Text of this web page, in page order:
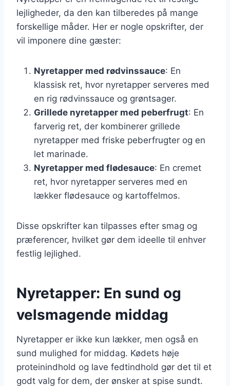
lejligheder, da den kan tilberedes på mange
forskellige måder. Her er nogle opskrifter, der
vil imponere dine gæster:
Nyretapper med rødvinssauce: En
klassisk ret, hvor nyretapper serveres med
en rig rødvinssauce og grøntsager.
Grillede nyretapper med peberfrugt: En
farverig ret, der kombinerer grillede
nyretapper med friske peberfrugter og en
let marinade.
Nyretapper med flødesauce: En cremet
ret, hvor nyretapper serveres med en
lækker flødesauce og kartoffelmos.
Disse opskrifter kan tilpasses efter smag og
præferencer, hvilket gør dem ideelle til enhver
festlig lejlighed.
Nyretapper: En sund og
velsmagende middag
Nyretapper er ikke kun lækker, men også en
sund mulighed for middag. Kødets høje
proteinindhold og lave fedtindhold gør det til et
godt valg for dem, der ønsker at spise sundt.